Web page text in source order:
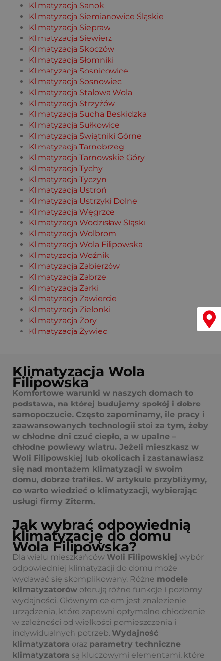
Klimatyzacja Sanok
Klimatyzacja Siemianowice Śląskie
Klimatyzacja Siepraw
Klimatyzacja Siewierz
Klimatyzacja Skoczów
Klimatyzacja Słomniki
Klimatyzacja Sosnicowice
Klimatyzacja Sosnowiec
Klimatyzacja Stalowa Wola
Klimatyzacja Strzyżów
Klimatyzacja Sucha Beskidzka
Klimatyzacja Sułkowice
Klimatyzacja Świątniki Górne
Klimatyzacja Tarnobrzeg
Klimatyzacja Tarnowskie Góry
Klimatyzacja Tychy
Klimatyzacja Tyczyn
Klimatyzacja Ustroń
Klimatyzacja Ustrzyki Dolne
Klimatyzacja Węgrzce
Klimatyzacja Wodzisław Śląski
Klimatyzacja Wolbrom
Klimatyzacja Wola Filipowska
Klimatyzacja Woźniki
Klimatyzacja Zabierzów
Klimatyzacja Zabrze
Klimatyzacja Żarki
Klimatyzacja Zawiercie
Klimatyzacja Zielonki
Klimatyzacja Żory
Klimatyzacja Żywiec
Klimatyzacja Wola
Filipowska
Komfortowe warunki w naszych domach to
podstawa, na której budujemy spokój i dobre
samopoczucie. Często zapominamy, ile pracy i
zaawansowanych technologii stoi za tym, żeby
w chłodne dni czuć ciepło, a w upalne –
chłodne powiewy wiatru. Jeżeli mieszkasz w
Woli Filipowskiej lub okolicach i zastanawiasz
się nad montażem klimatyzacji w swoim
domu, dobrze trafiłeś. W artykule przybliżymy,
co warto wiedzieć o klimatyzacji, wybierając
usługi firmy Ziterm.
Jak wybrać odpowiednią
klimatyzację do domu
Wola Filipowska?
Dla wielu mieszkańców Woli Filipowskiej wybór
odpowiedniej klimatyzacji do domu może
wydawać się skomplikowany. Różne modele
klimatyzatorów oferują różne funkcje i poziomy
wydajności. Głównym celem jest znalezienie
urządzenia, które zapewni optymalne chłodzenie
w zależności od wielkości pomieszczenia i
indywidualnych potrzeb. Wydajność
klimatyzatora oraz parametry techniczne
klimatyzatora są kluczowymi elementami, które
Menu